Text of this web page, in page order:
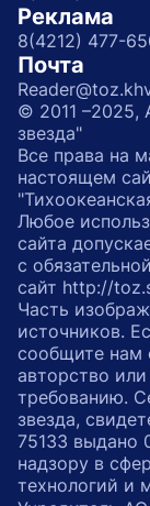
Реклама
8(4212) 477-
Почта
© 2011 –2025,
звезда"
Все права на
настоящем
Любое
сайта
с
сайт http://
Часть
источников.
сообщите нам
авторство
требованию.
звезда,
75133 выдано
надзору в
технологий и